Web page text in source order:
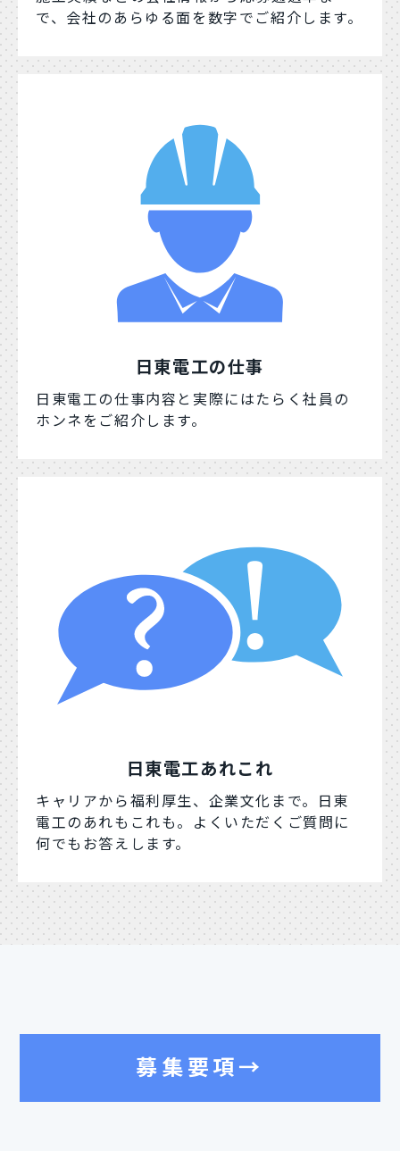
で、会社のあらゆる面を数字でご紹介します。
日東電工の仕事
日東電工の仕事内容と実際にはたらく社員の
ホンネをご紹介します。
日東電工あれこれ
キャリアから福利厚生、企業文化まで。日東
電工のあれもこれも。よくいただくご質問に
何でもお答えします。
募集要項→